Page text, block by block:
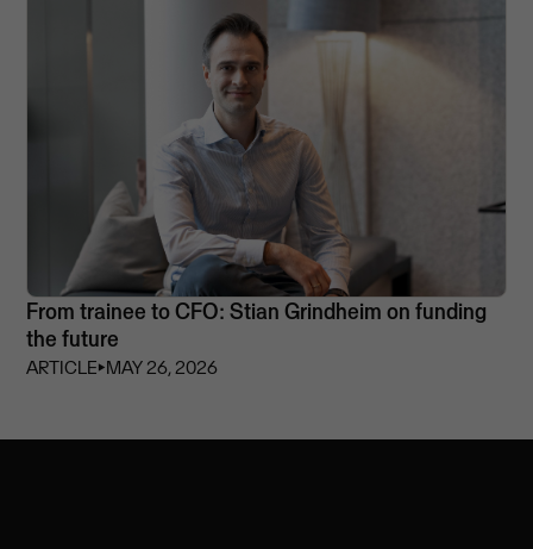
From trainee to CFO: Stian Grindheim on funding
the future
ARTICLE⏵MAY 26, 2026